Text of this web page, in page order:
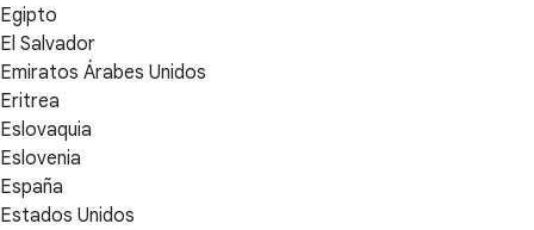
Egipto
El Salvador
Emiratos Árabes Unidos
Eritrea
Eslovaquia
Eslovenia
España
Estados Unidos